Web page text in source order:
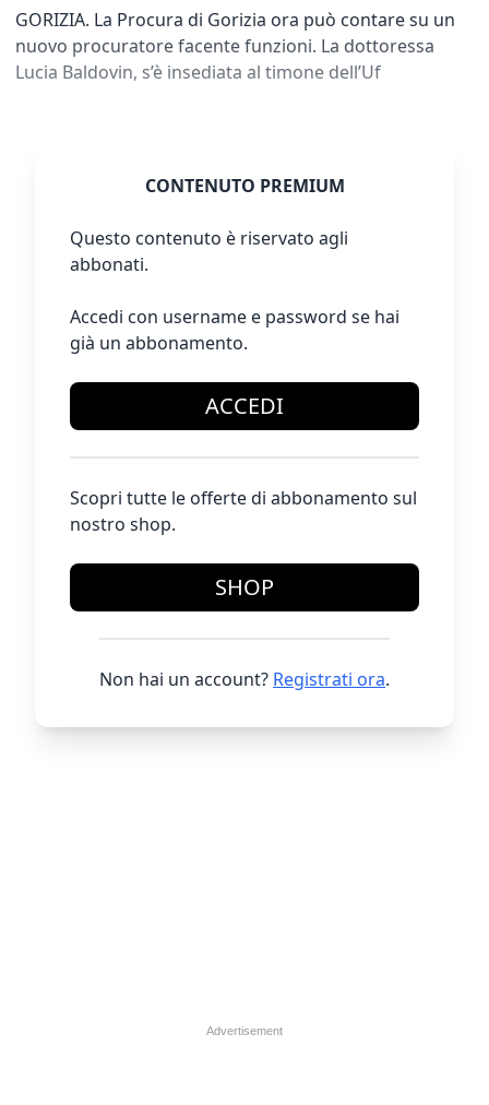
GORIZIA. La Procura di Gorizia ora può contare su un
nuovo procuratore facente funzioni. La dottoressa
Lucia Baldovin, s’è insediata al timone dell’Uf
CONTENUTO PREMIUM
Questo contenuto è riservato agli
abbonati.
Accedi con username e password se hai
già un abbonamento.
ACCEDI
Scopri tutte le offerte di abbonamento sul
nostro shop.
SHOP
Non hai un account? Registrati ora.